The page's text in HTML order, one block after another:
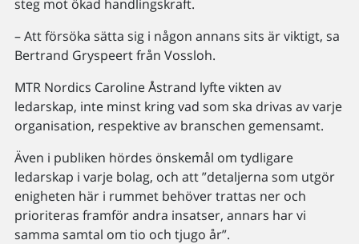
steg mot ökad handlingskraft.
– Att försöka sätta sig i någon annans sits är viktigt, sa
Bertrand Gryspeert från Vossloh.
MTR Nordics Caroline Åstrand lyfte vikten av
ledarskap, inte minst kring vad som ska drivas av varje
organisation, respektive av branschen gemensamt.
Även i publiken hördes önskemål om tydligare
ledarskap i varje bolag, och att ”detaljerna som utgör
enigheten här i rummet behöver trattas ner och
prioriteras framför andra insatser, annars har vi
samma samtal om tio och tjugo år”.